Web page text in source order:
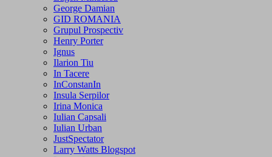
George Damian
GID ROMANIA
Grupul Prospectiv
Henry Porter
Ignus
Ilarion Tiu
In Tacere
InConstanIn
Insula Serpilor
Irina Monica
Iulian Capsali
Iulian Urban
JustSpectator
Larry Watts Blogspot